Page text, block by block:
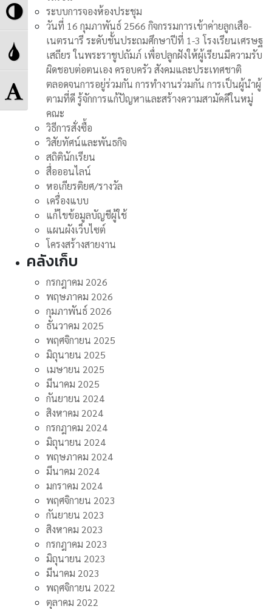
Toggle
High
Contrast
Toggle
Grayscale
Toggle
Font
size
ระบบการจองห้องประชุม
วันที่ 16 กุมภาพันธ์ 2566 กิจกรรมการเข้าค่ายลูกเสือ-
เนตรนารี ระดับชั้นประถมศึกษาปีที่ 1-3 โรงเรียนเศรษฐ
เสถียร ในพระราชูปถัมภ์ เพื่อปลูกฝังให้ผู้เรียนมีความรับ
ผิดชอบต่อตนเอง ครอบครัว สังคมและประเทศชาติ
ตลอดจนการอยู่ร่วมกัน การทำงานร่วมกัน การเป็นผู้นำผู้
ตามที่ดี รู้จักการแก้ปัญหาและสร้างความสามัคคีในหมู่
คณะ
วิธีการสั่งซื้อ
วิสัยทัศน์และพันธกิจ
สถิตินักเรียน
สื่อออนไลน์
หอเกียรติยศ/รางวัล
เครื่องแบบ
แก้ไขข้อมูลบัญชีผู้ใช้
แผนผังเว็บไซต์
โครงสร้างสายงาน
คลังเก็บ
กรกฎาคม 2026
พฤษภาคม 2026
กุมภาพันธ์ 2026
ธันวาคม 2025
พฤศจิกายน 2025
มิถุนายน 2025
เมษายน 2025
มีนาคม 2025
กันยายน 2024
สิงหาคม 2024
กรกฎาคม 2024
มิถุนายน 2024
พฤษภาคม 2024
มีนาคม 2024
มกราคม 2024
พฤศจิกายน 2023
กันยายน 2023
สิงหาคม 2023
กรกฎาคม 2023
มิถุนายน 2023
มีนาคม 2023
พฤศจิกายน 2022
ตุลาคม 2022